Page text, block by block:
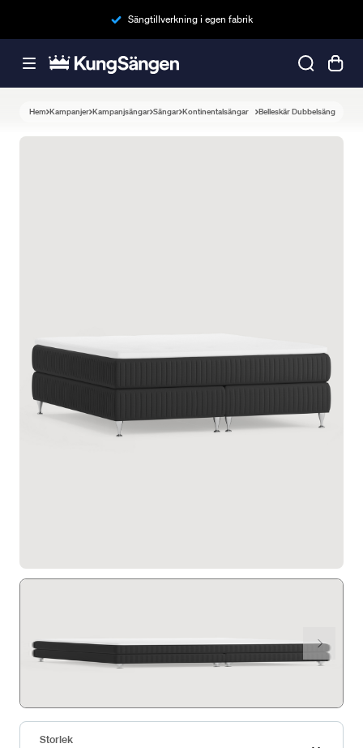
Sängtillverkning i egen fabrik
Hem Kampanjer Kampanjsängar Sängar Kontinentalsängar Belleskär Dubbelsäng
Storlek